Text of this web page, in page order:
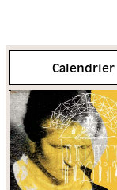
Calendrier